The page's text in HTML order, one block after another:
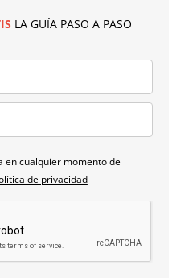
LA GUÍA PASO A PASO
en cualquier momento de
de privacidad